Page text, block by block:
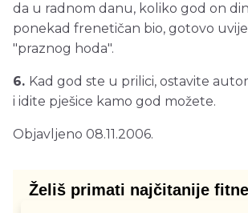
da u radnom danu, koliko god on
ponekad frenetičan bio, gotovo
"praznog hoda".
6. Kad god ste u prilici, ostavite
i idite pješice kamo god možete.
Objavljeno 08.11.2006.